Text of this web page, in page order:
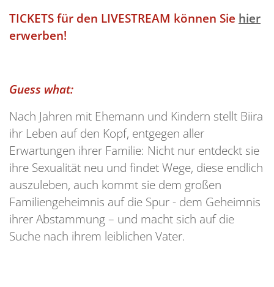
TICKETS für den LIVESTREAM können Sie hier
erwerben!
Guess what:
Nach Jahren mit Ehemann und Kindern stellt Biira
ihr Leben auf den Kopf, entgegen aller
Erwartungen ihrer Familie: Nicht nur entdeckt sie
ihre Sexualität neu und findet Wege, diese endlich
auszuleben, auch kommt sie dem großen
Familiengeheimnis auf die Spur - dem Geheimnis
ihrer Abstammung – und macht sich auf die
Suche nach ihrem leiblichen Vater.